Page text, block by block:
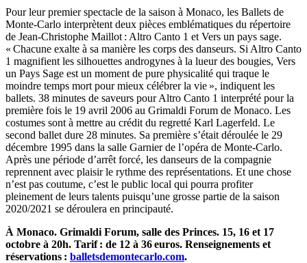
Pour leur premier spectacle de la saison à Monaco, les Ballets de
Monte-Carlo interprètent deux pièces emblématiques du répertoire
de Jean-Christophe Maillot : Altro Canto 1 et Vers un pays sage.
« Chacune exalte à sa manière les corps des danseurs. Si Altro Canto
1 magnifient les silhouettes androgynes à la lueur des bougies, Vers
un Pays Sage est un moment de pure physicalité qui traque le
moindre temps mort pour mieux célébrer la vie », indiquent les
ballets. 38 minutes de saveurs pour Altro Canto 1 interprété pour la
première fois le 19 avril 2006 au Grimaldi Forum de Monaco. Les
costumes sont à mettre au crédit du regretté Karl Lagerfeld. Le
second ballet dure 28 minutes. Sa première s’était déroulée le 29
décembre 1995 dans la salle Garnier de l’opéra de Monte-Carlo.
Après une période d’arrêt forcé, les danseurs de la compagnie
reprennent avec plaisir le rythme des représentations. Et une chose
n’est pas coutume, c’est le public local qui pourra profiter
pleinement de leurs talents puisqu’une grosse partie de la saison
2020/2021 se déroulera en principauté.
À Monaco. Grimaldi Forum, salle des Princes. 15, 16 et 17
octobre à 20h. Tarif : de 12 à 36 euros. Renseignements et
réservations : balletsdemontecarlo.com.